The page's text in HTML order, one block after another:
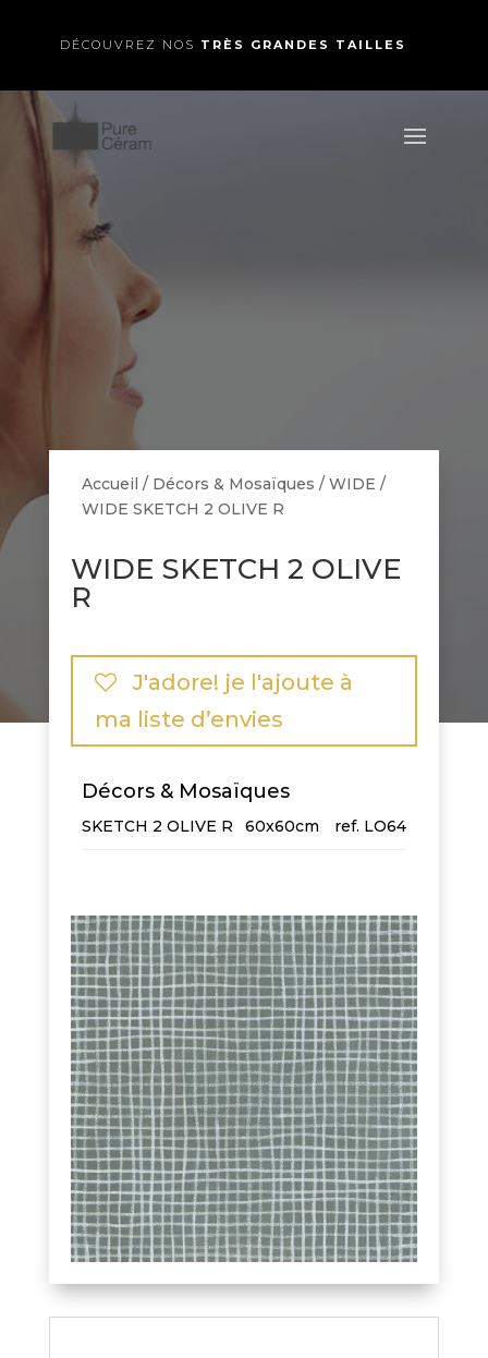
DÉCOUVREZ NOS TRÈS GRANDES TAILLES
Accueil / Décors & Mosaïques / WIDE /
WIDE SKETCH 2 OLIVE R
WIDE SKETCH 2 OLIVE
R
J'adore! je l'ajoute à
ma liste d’envies
Décors & Mosaïques
SKETCH 2 OLIVE R 60x60cm LO64